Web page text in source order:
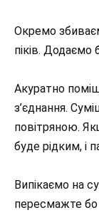
Окремо
піків. Додаємо
Акуратно
з’єднання.
повітряною.
буде рідким, і
Випікаємо на
пересмажте